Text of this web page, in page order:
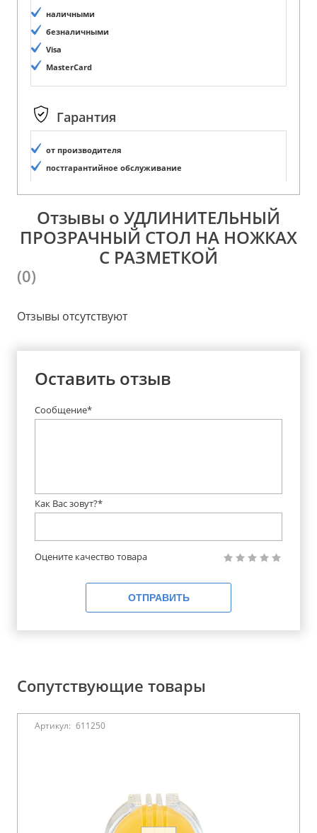
наличными
безналичными
Visa
MasterCard
Гарантия
от производителя
постгарантийное обслуживание
Отзывы о УДЛИНИТЕЛЬНЫЙ
ПРОЗРАЧНЫЙ СТОЛ НА НОЖКАХ
С РАЗМЕТКОЙ
(0)
Отзывы отсутствуют
Оставить отзыв
Сообщение*
Как Вас зовут?*
Оцените качество товара
ОТПРАВИТЬ
Сопутствующие товары
Артикул: 611250